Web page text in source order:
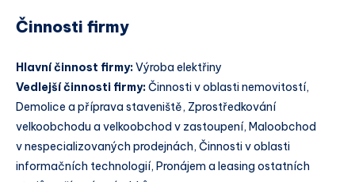
Činnosti firmy
Hlavní činnost firmy:Výroba elektřiny
Vedlejší činnosti firmy:Činnosti v oblasti nemovitostí,
Demolice a příprava staveniště, Zprostředkování
velkoobchodu a velkoobchod v zastoupení, Maloobchod
v nespecializovaných prodejnách, Činnosti v oblasti
informačních technologií, Pronájem a leasing ostatních